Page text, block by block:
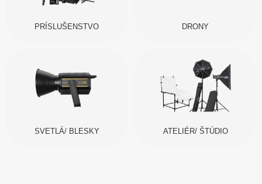
PRÍSLUŠENSTVO DRONY
SVETLÁ/ BLESKY ATELIÉR/ ŠTÚDIO